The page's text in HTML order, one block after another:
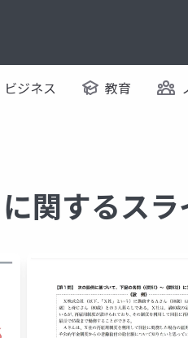
ビジネス 教育
関するスラ